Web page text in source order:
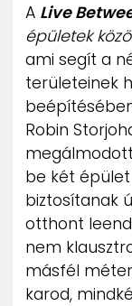
A Live
épületek
ami segít a
területeinek
Robin
be két
biztosítanak
otthont
nem
másfél
karod,